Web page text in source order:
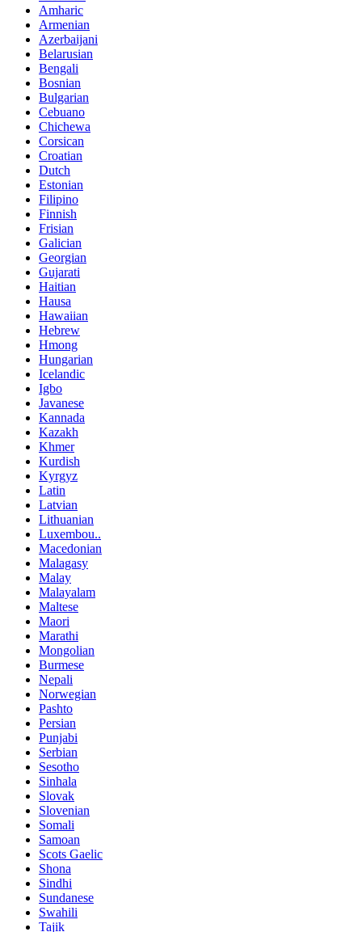
Amharic
Armenian
Azerbaijani
Belarusian
Bengali
Bosnian
Bulgarian
Cebuano
Chichewa
Corsican
Croatian
Dutch
Estonian
Filipino
Finnish
Frisian
Galician
Georgian
Gujarati
Haitian
Hausa
Hawaiian
Hebrew
Hmong
Hungarian
Icelandic
Igbo
Javanese
Kannada
Kazakh
Khmer
Kurdish
Kyrgyz
Latin
Latvian
Lithuanian
Luxembou..
Macedonian
Malagasy
Malay
Malayalam
Maltese
Maori
Marathi
Mongolian
Burmese
Nepali
Norwegian
Pashto
Persian
Punjabi
Serbian
Sesotho
Sinhala
Slovak
Slovenian
Somali
Samoan
Scots Gaelic
Shona
Sindhi
Sundanese
Swahili
Tajik